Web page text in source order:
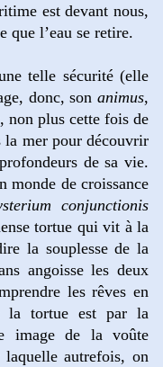
est devant nous,
que l’eau se retire.
telle sécurité (elle
donc, son animus,
non plus cette fois de
la mer pour découvrir
de sa vie.
monde de croissance
conjunctionis
tortue qui vit à la
la souplesse de la
angoisse les deux
les rêves en
la tortue est par la
image de la voûte
laquelle autrefois, on